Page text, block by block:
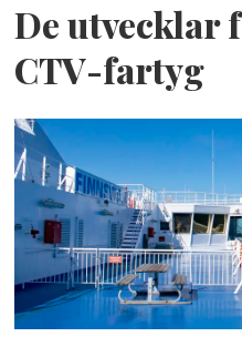
De utvecklar
CTV-fartyg